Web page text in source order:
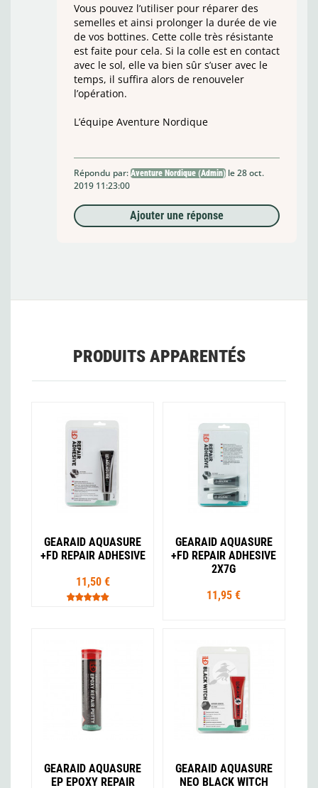
Vous pouvez l’utiliser pour réparer des
semelles et ainsi prolonger la durée de vie
de vos bottines. Cette colle très résistante
est faite pour cela. Si la colle est en contact
avec le sol, elle va bien sûr s’user avec le
temps, il suffira alors de renouveler
l’opération.
L’équipe Aventure Nordique
Répondu par: Aventure Nordique (Admin) le 28 oct.
2019 11:23:00
Ajouter une réponse
PRODUITS APPARENTÉS
GEARAID AQUASURE
+FD REPAIR ADHESIVE
11,50 €
GEARAID AQUASURE
+FD REPAIR ADHESIVE
2X7G
11,95 €
GEARAID AQUASURE
EP EPOXY REPAIR
GEARAID AQUASURE
NEO BLACK WITCH